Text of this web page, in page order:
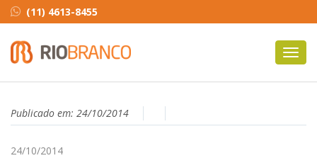
(11) 4613-8455
Publicado em: 24/10/2014
24/10/2014